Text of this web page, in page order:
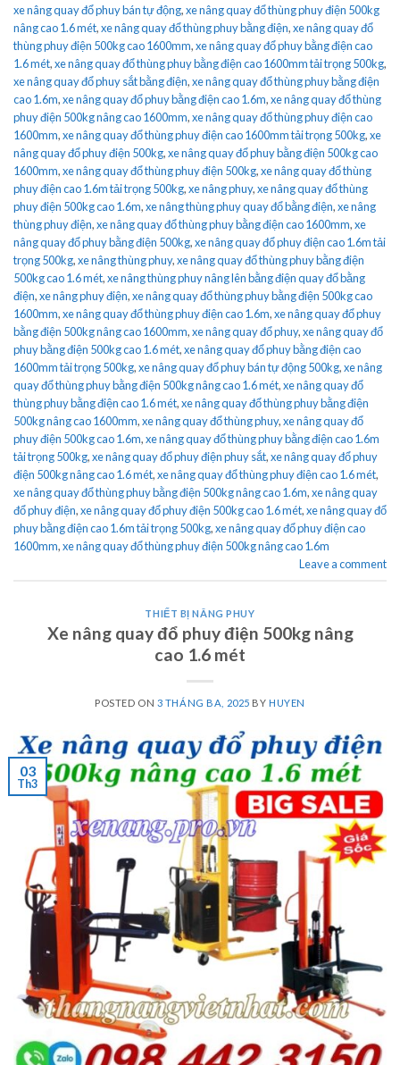
xe nâng quay đổ phuy bán tự động,xe nâng quay đổ thùng phuy điện 500kg
nâng cao 1.6 mét,xe nâng quay đổ thùng phuy bằng điện,xe nâng quay đổ
thùng phuy điện 500kg cao 1600mm,xe nâng quay đổ phuy bằng điện cao
1.6 mét,xe nâng quay đổ thùng phuy bằng điện cao 1600mm tải trọng 500kg,
xe nâng quay đổ phuy sắt bằng điện,xe nâng quay đổ thùng phuy bằng điện
cao 1.6m,xe nâng quay đổ phuy bằng điện cao 1.6m,xe nâng quay đổ thùng
phuy điện 500kg nâng cao 1600mm,xe nâng quay đổ thùng phuy điện cao
1600mm,xe nâng quay đổ thùng phuy điện cao 1600mm tải trọng 500kg,xe
nâng quay đổ phuy điện 500kg,xe nâng quay đổ phuy bằng điện 500kg cao
1600mm,xe nâng quay đổ thùng phuy điện 500kg,xe nâng quay đổ thùng
phuy điện cao 1.6m tải trọng 500kg,xe nâng phuy,xe nâng quay đổ thùng
phuy điện 500kg cao 1.6m,xe nâng thùng phuy quay đổ bằng điện,xe nâng
thùng phuy điện,xe nâng quay đổ thùng phuy bằng điện cao 1600mm,xe
nâng quay đổ phuy bằng điện 500kg,xe nâng quay đổ phuy điện cao 1.6m tải
trọng 500kg,xe nâng thùng phuy,xe nâng quay đổ thùng phuy bằng điện
500kg cao 1.6 mét,xe nâng thùng phuy nâng lên bằng điện quay đổ bằng
điện,xe nâng phuy điện,xe nâng quay đổ thùng phuy bằng điện 500kg cao
1600mm,xe nâng quay đổ thùng phuy điện cao 1.6m,xe nâng quay đổ phuy
bằng điện 500kg nâng cao 1600mm,xe nâng quay đổ phuy,xe nâng quay đổ
phuy bằng điện 500kg cao 1.6 mét,xe nâng quay đổ phuy bằng điện cao
1600mm tải trọng 500kg,xe nâng quay đổ phuy bán tự động 500kg,xe nâng
quay đổ thùng phuy bằng điện 500kg nâng cao 1.6 mét,xe nâng quay đổ
thùng phuy bằng điện cao 1.6 mét,xe nâng quay đổ thùng phuy bằng điện
500kg nâng cao 1600mm,xe nâng quay đổ thùng phuy,xe nâng quay đổ
phuy điện 500kg cao 1.6m,xe nâng quay đổ thùng phuy bằng điện cao 1.6m
tải trọng 500kg,xe nâng quay đổ phuy điện phuy sắt,xe nâng quay đổ phuy
điện 500kg nâng cao 1.6 mét,xe nâng quay đổ thùng phuy điện cao 1.6 mét,
xe nâng quay đổ thùng phuy bằng điện 500kg nâng cao 1.6m,xe nâng quay
đổ phuy điện,xe nâng quay đổ phuy điện 500kg cao 1.6 mét,xe nâng quay đổ
phuy bằng điện cao 1.6m tải trọng 500kg,xe nâng quay đổ phuy điện cao
1600mm,xe nâng quay đổ thùng phuy điện 500kg nâng cao 1.6m
Leave a comment
THIẾT BỊ NÂNG PHUY
Xe nâng quay đổ phuy điện 500kg nâng
cao 1.6 mét
POSTED ON 3 THÁNG BA, 2025 BY HUYEN
03
Th3